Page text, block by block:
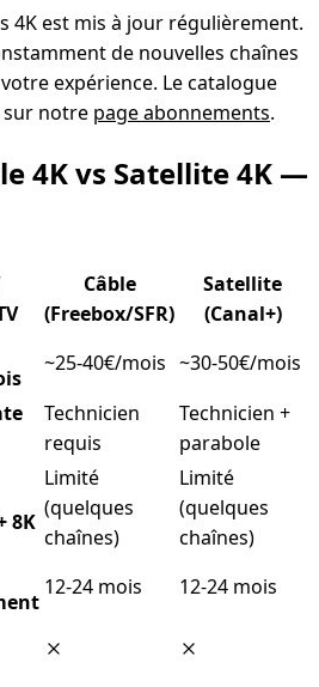
4K est mis à jour régulièrement.
de nouvelles chaînes
expérience. Le catalogue
notre page abonnements.
4K vs Satellite 4K —
Câble
(Freebox/SFR)
Satellite
(Canal+)
~25-40€/mois ~30-50€/mois
Technicien
requis
Technicien +
parabole
8K
Limité
(quelques
chaînes)
Limité
(quelques
chaînes)
12-24 mois
12-24 mois